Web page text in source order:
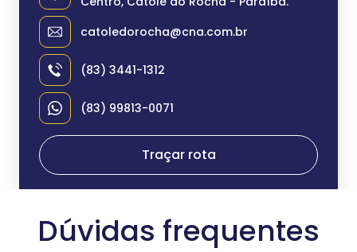
catoledorocha@cna.com.br
(83) 3441-1312
(83) 99813-0071
Traçar rota
Dúvidas frequentes